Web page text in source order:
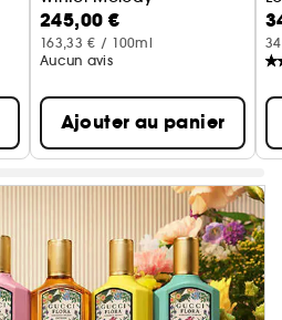
Eau parfumée
245,00 €
163,33 € / 100ml
Aucun avis
Ajouter au panier